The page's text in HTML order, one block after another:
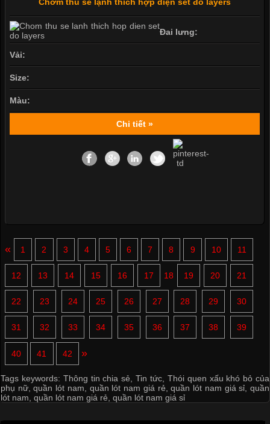
Chớm thu se lạnh thích hợp diện set đồ layers
Đai lưng:
Vải:
Size:
Màu:
Chi tiết »
« 1 2 3 4 5 6 7 8 9 10 11
12 13 14 15 16 17 18 19 20 21
22 23 24 25 26 27 28 29 30
31 32 33 34 35 36 37 38 39
40 41 42 »
Tags keywords: Thông tin chia sẻ,Tin tức, Thói quen xấu khó bỏ của
phụ nữ,quần lót nam, quần lót nam giá rẻ,quần lót nam giá sỉ,quần
lót nam, quần lót nam giá rẻ, quần lót nam giá sỉ